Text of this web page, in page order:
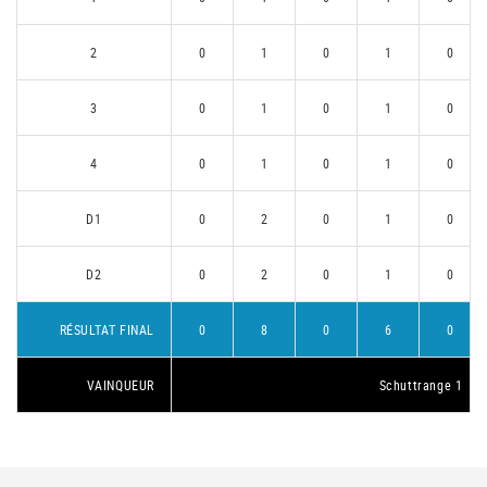
2 0 1 0 1 0
3 0 1 0 1 0
4 0 1 0 1 0
D1 0 2 0 1 0
D2 0 2 0 1 0
RÉSULTAT FINAL 0 8 0 6 0
VAINQUEUR Schuttrange 1